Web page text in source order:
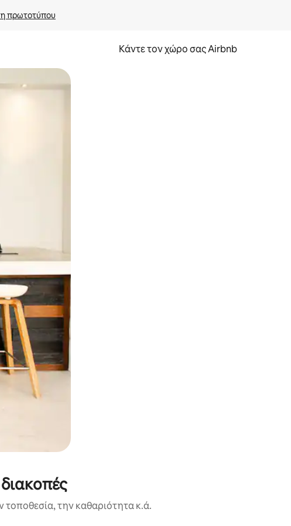
πρωτοτύπου
Κάντε τον χώρο σας Airbnb
να την εξερευνήσετε με την αφή ή να τη σύρετε με τα δάχτυλα.
την καθαριότητα κ.ά.